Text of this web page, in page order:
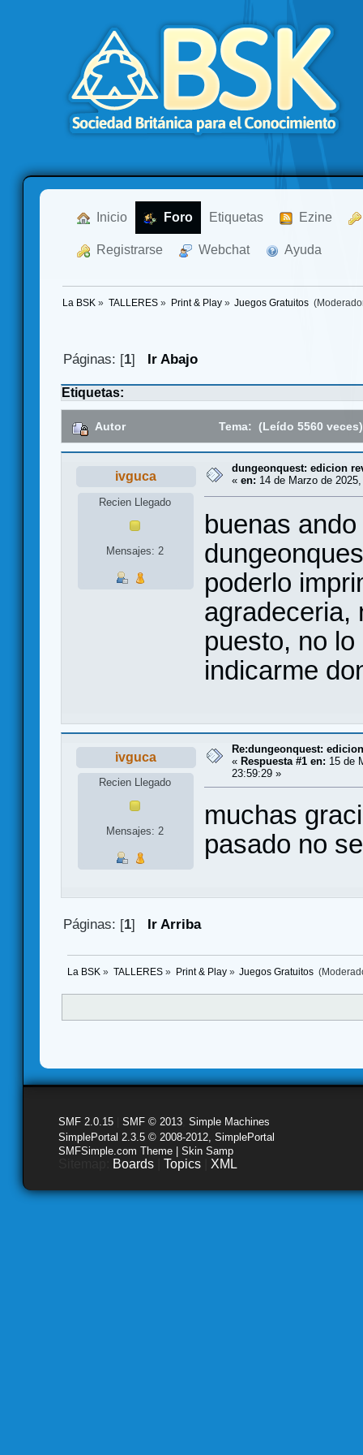
Inicio Foro Etiquetas Ezine
Registrarse Webchat Ayuda
La BSK » TALLERES» Print & Play» Juegos Gratuitos
Páginas: [1] Ir Abajo
Etiquetas:
Autor Tema: (Leído 5560 veces)
ivguca
Recien Llegado
Mensajes: 2
dungeonquest: edicion
« en: 14 de Marzo de
buenas
poderlo
agradeceria,
puesto, no
indicarme
ivguca
Recien Llegado
Mensajes: 2
Re:dungeonquest:
« Respuesta #1 en: 15 de
23:59:29 »
muchas
pasado no
Páginas: [1] Ir Arriba
La BSK » TALLERES» Print & Play» Juegos Gratuitos
SMF 2.0.15 SMF © 2013 Simple Machines
SimplePortal 2.3.5 © 2008-2012, SimplePortal
SMFSimple.com Theme | Skin Samp
Boards Topics XML